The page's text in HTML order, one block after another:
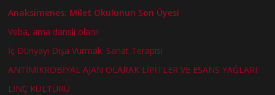
Anaksimenes: Milet Okulunun Son Üyesi
Veba, ama danslı olanı!
İç Dünyayı Dışa Vurmak: Sanat Terapisi
ANTİMİKROBİYAL AJAN OLARAK LİPİTLER VE ESANS YAĞLARI
LİNÇ KÜLTÜRÜ